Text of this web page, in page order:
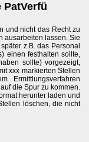
PatVerfü
und nicht das Recht zu
ausarbeiten lassen. Sie
z.B. das Personal
einen festhalten sollte,
sollte) vorgezeigt,
xxx markierten Stellen
Ermittlungsverfahren
die Spur zu kommen.
herunter laden und
löschen, die nicht